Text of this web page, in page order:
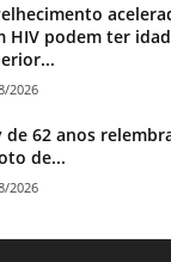
HIV podem ter
2026
de 62 anos
de...
2026